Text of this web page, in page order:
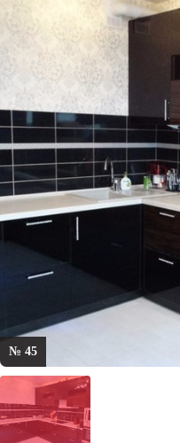
№ 45